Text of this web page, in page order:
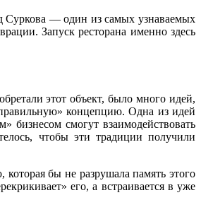
Суркова — один из самых узнаваемых
Запуск ресторана именно здесь
этот объект, было много идей,
концепцию. Одна из идей
бизнесом смогут взаимодействовать
чтобы эти традиции получили
бы не разрушала память этого
его, а встраивается в уже